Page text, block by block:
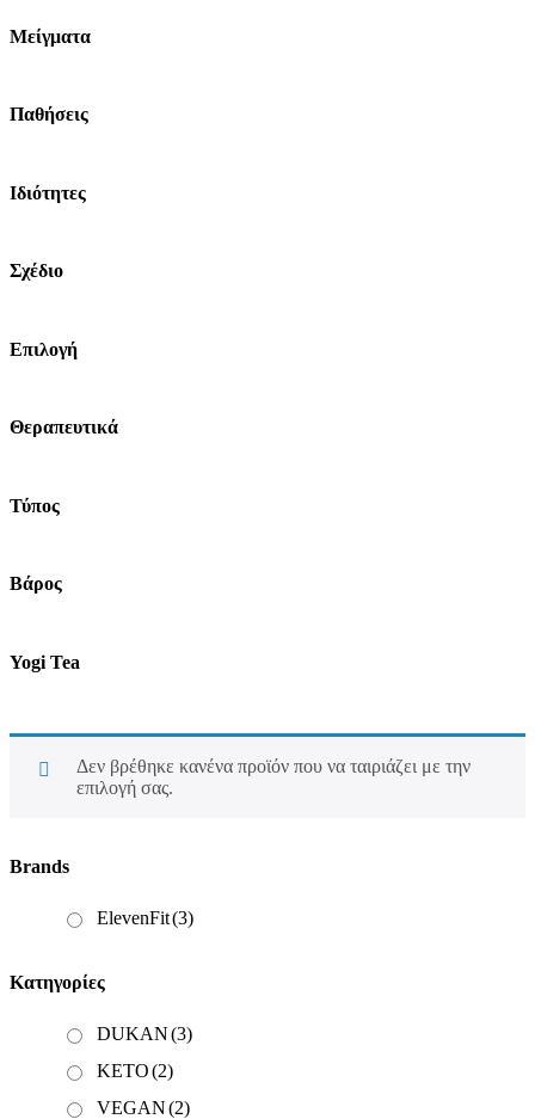
Μείγματα
Παθήσεις
Ιδιότητες
Σχέδιο
Επιλογή
Θεραπευτικά
Τύπος
Βάρος
Yogi Tea
Δεν βρέθηκε κανένα προϊόν που να ταιριάζει με την
επιλογή σας.
Brands
ElevenFit(3)
Κατηγορίες
DUKAN(3)
KETO(2)
VEGAN(2)